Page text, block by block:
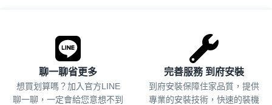
聊一聊省更多
想買划算嗎？加入官方LINE
聊一聊，一定會給您意想不到
完善服務 到府安裝
到府安裝保障住家品質，提供
專業的安裝技術，快速的裝機